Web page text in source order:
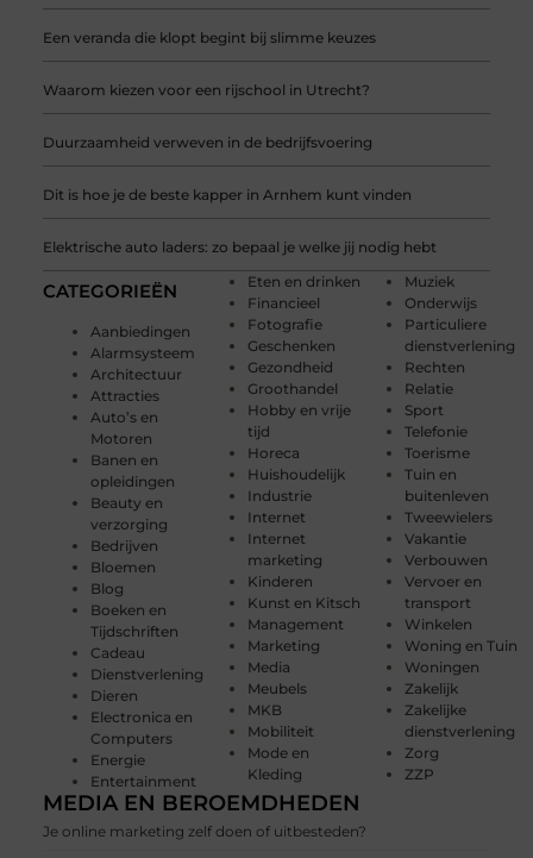
Een veranda die klopt begint bij slimme keuzes
Waarom kiezen voor een rijschool in Utrecht?
Duurzaamheid verweven in de bedrijfsvoering
Dit is hoe je de beste kapper in Arnhem kunt vinden
Elektrische auto laders: zo bepaal je welke jij nodig hebt
CATEGORIEËN
Aanbiedingen
Alarmsysteem
Architectuur
Attracties
Auto’s en
Motoren
Banen en
opleidingen
Beauty en
verzorging
Bedrijven
Bloemen
Blog
Boeken en
Tijdschriften
Cadeau
Dienstverlening
Dieren
Electronica en
Computers
Energie
Entertainment
Eten en drinken
Financieel
Fotografie
Geschenken
Gezondheid
Groothandel
Hobby en vrije
tijd
Horeca
Huishoudelijk
Industrie
Internet
Internet
marketing
Kinderen
Kunst en Kitsch
Management
Marketing
Media
Meubels
MKB
Mobiliteit
Mode en
Kleding
Muziek
Onderwijs
Particuliere
dienstverlening
Rechten
Relatie
Sport
Telefonie
Toerisme
Tuin en
buitenleven
Tweewielers
Vakantie
Verbouwen
Vervoer en
transport
Winkelen
Woning en Tuin
Woningen
Zakelijk
Zakelijke
dienstverlening
Zorg
ZZP
MEDIA EN BEROEMDHEDEN
Je online marketing zelf doen of uitbesteden?